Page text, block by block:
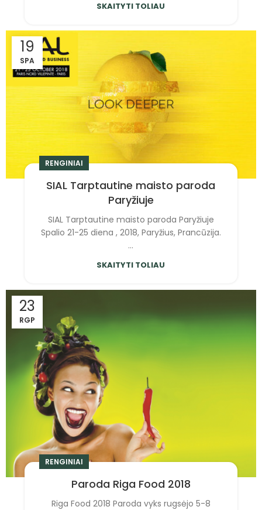
SKAITYTI TOLIAU
19
SPA
RENGINIAI
SIAL Tarptautine maisto paroda
Paryžiuje
SIAL Tarptautine maisto paroda Paryžiuje
Spalio 21-25 diena , 2018, Paryžius, Prancūzija.
...
SKAITYTI TOLIAU
23
RGP
RENGINIAI
Paroda Riga Food 2018
Riga Food 2018 Paroda vyks rugsėjo 5-8